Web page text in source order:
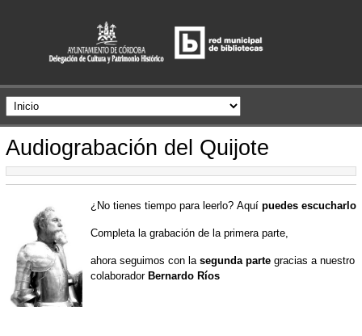
Audiograbación del Quijote
¿No tienes tiempo para leerlo? Aquí puedes escucharlo
Completa la grabación de la primera parte,
ahora seguimos con la segunda partegracias a nuestro
colaborador Bernardo Ríos